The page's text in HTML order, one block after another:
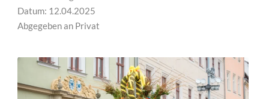
Datum: 12.04.2025
Abgegeben an Privat